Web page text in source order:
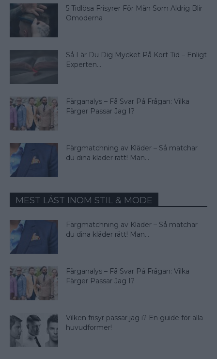
5 Tidlösa Frisyrer För Män Som Aldrig Blir
Omoderna
Så Lär Du Dig Mycket På Kort Tid – Enligt
Experten...
Färganalys – Få Svar På Frågan: Vilka
Färger Passar Jag I?
Färgmatchning av Kläder – Så matchar
du dina kläder rätt! Man...
MEST LÄST INOM STIL & MODE
Färgmatchning av Kläder – Så matchar
du dina kläder rätt! Man...
Färganalys – Få Svar På Frågan: Vilka
Färger Passar Jag I?
Vilken frisyr passar jag i? En guide för alla
huvudformer!